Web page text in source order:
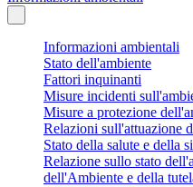
Informazioni ambientali
Stato dell'ambiente
Fattori inquinanti
Misure incidenti
Misure a protezione
Relazioni sull'attuazione
Stato della salute e della
Relazione sullo stato
dell'Ambiente e della